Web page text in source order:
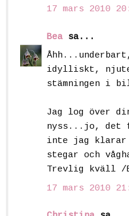
17 mars 2010
Bea sa...
idylliskt,
stämningen i
Jag log över
nyss...jo, det
inte jag klarar
stegar och
Trevlig kväll /
17 mars 2010